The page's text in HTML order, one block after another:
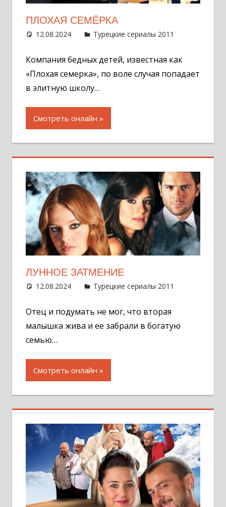
ПЛОХАЯ СЕМЁРКА
12.08.2024 Администратор
Турецкие сериалы 2011
Компания бедных детей, известная как
«Плохая семерка», по воле случая попадает
в элитную школу…
Смотреть онлайн
ЛУННОЕ ЗАТМЕНИЕ
12.08.2024 Администратор
Турецкие сериалы 2011
Отец и подумать не мог, что вторая
малышка жива и ее забрали в богатую
семью…
Смотреть онлайн